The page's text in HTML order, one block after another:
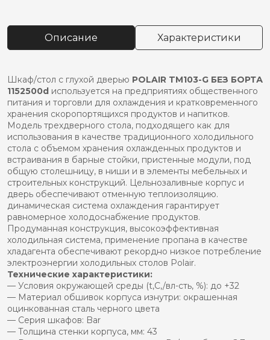
с
дверью
TM103-
G
без
борта
1152500D
Описание Характеристики
Шкаф/стол с глухой дверью POLAIR TM103-G БЕЗ БОРТА
1152500d используется на предприятиях общественного
питания и торговли для охлаждения и кратковременного
хранения скоропортящихся продуктов и напитков.
Модель трехдверного стола, подходящего как для
использования в качестве традиционного холодильного
стола с объемом хранения охлажденных продуктов и
вcтраивания в барные стойки, пристенные модули, под
общую столешницу, в ниши и в элементы мебельных и
строительных конструкций. Цельнозаливные корпус и
дверь обеспечивают отменную теплоизоляцию.
динамическая система охлаждения гарантирует
равномерное холодоснабжение продуктов.
Продуманная конструкция, высокоэффективная
холодильная система, применение пропана в качестве
хладагента обеспечивают рекордно низкое потребление
электроэнергии холодильных столов Polair.
Технические характеристики:
— Условия окружающей среды (t,C,/вл-сть, %): до +32
— Материал обшивок корпуса изнутри: окрашенная
оцинкованная сталь черного цвета
— Серия шкафов: Bar
— Толщина стенки корпуса, мм: 43